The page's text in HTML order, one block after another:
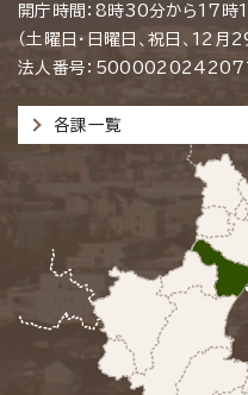
開庁時間：8時30分から17時
（土曜日・日曜日、祝日、12月
法人番号：
各課一覧